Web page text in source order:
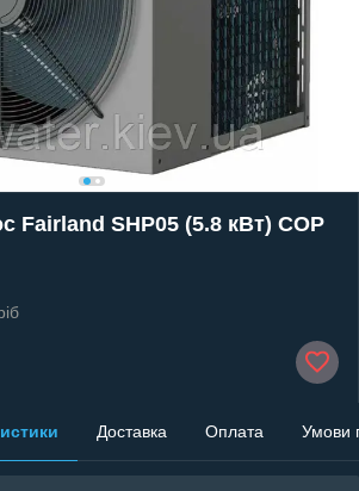
Fairland SHP05 (5.8 кВт) СОР
Доставка Оплата Умови